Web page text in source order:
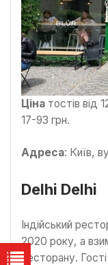
Ціна тостів від
17-93 грн.
Адреса: Київ,
Delhi Delhi
Індійський
2020 року, а
ресторану.